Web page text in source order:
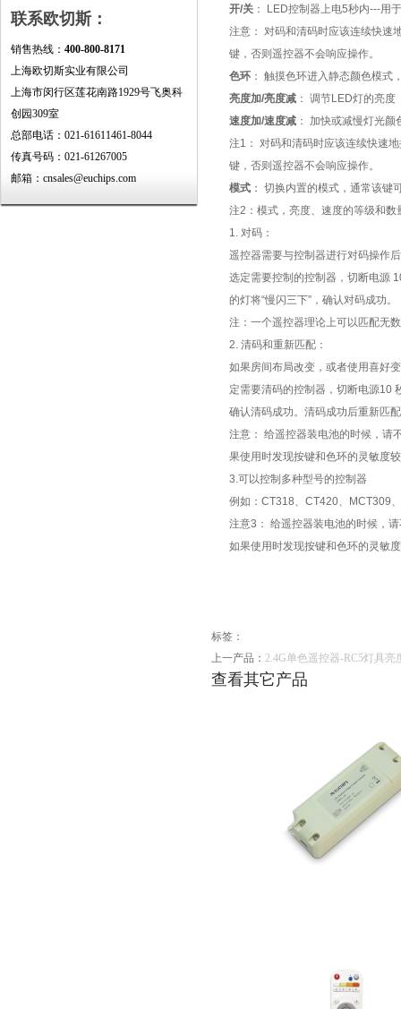
联系欧切斯：
销售热线： 400-800-8171
上海欧切斯实业有限公司
上海市闵行区莲花南路1929号飞奥科
创园309室
总部电话：021-61611461-8044
传真号码：021-61267005
邮箱：cnsales@euchips.com
开/关 ： LED控制器上电5秒内---用
注意： 对码和清码时应该连续快速
键，否则遥控器不会响应操作。
色环 ： 触摸色环进入静态颜色模
亮度加/亮度减 ： 调节LED灯的亮
速度加/速度减 ： 加快或减慢灯光颜
注1： 对码和清码时应该连续快速
键，否则遥控器不会响应操作。
模式 ： 切换内置的模式，通常该
注2：模式，亮度、速度的等级和
1. 对码：
遥控器需要与控制器进行对码操作
选定需要控制的控制器，切断电源
的灯将“慢闪三下”，确认对码成功。
注：一个遥控器理论上可以匹配无
2. 清码和重新匹配：
如果房间布局改变，或者使用喜好
定需要清码的控制器，切断电源10
确认清码成功。清码成功后重新匹
注意： 给遥控器装电池的时候，请
果使用时发现按键和色环的灵敏度
3.可以控制多种型号的控制器
例如：CT318、CT420、MCT309
注意3： 给遥控器装电池的时候，
如果使用时发现按键和色环的灵敏
标签：
上一产品： 2.4G单色遥控器-RC5灯具亮
查看其它产品